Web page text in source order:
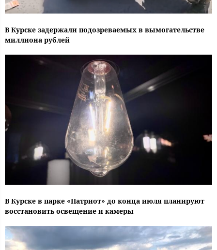
В Курске задержали подозреваемых в вымогательстве
миллиона рублей
В Курске в парке «Патриот» до конца июля планируют
восстановить освещение и камеры